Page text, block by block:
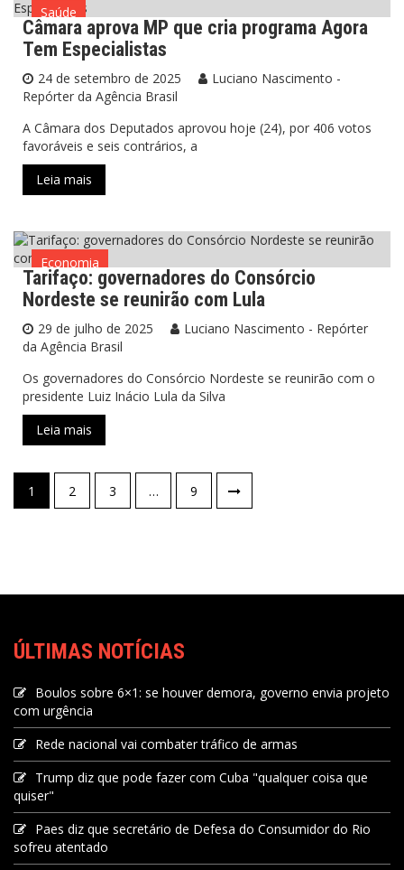
Saúde
Câmara aprova MP que cria programa Agora
Tem Especialistas
24 de setembro de 2025
Luciano Nascimento -
Repórter da Agência Brasil
A Câmara dos Deputados aprovou hoje (24), por 406 votos
favoráveis e seis contrários, a
Leia mais
Economia
Tarifaço: governadores do Consórcio
Nordeste se reunirão com Lula
29 de julho de 2025
Luciano Nascimento - Repórter
da Agência Brasil
Os governadores do Consórcio Nordeste se reunirão com o
presidente Luiz Inácio Lula da Silva
Leia mais
1 2 3 … 9
ÚLTIMAS NOTÍCIAS
Boulos sobre 6×1: se houver demora, governo envia projeto
com urgência
Rede nacional vai combater tráfico de armas
Trump diz que pode fazer com Cuba "qualquer coisa que
quiser"
Paes diz que secretário de Defesa do Consumidor do Rio
sofreu atentado